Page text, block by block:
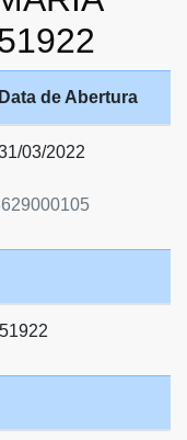
Data de Abertura
03/2022